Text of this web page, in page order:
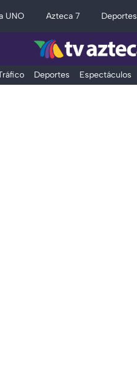
UNO Azteca 7 Deportes
Deportes Espectáculos